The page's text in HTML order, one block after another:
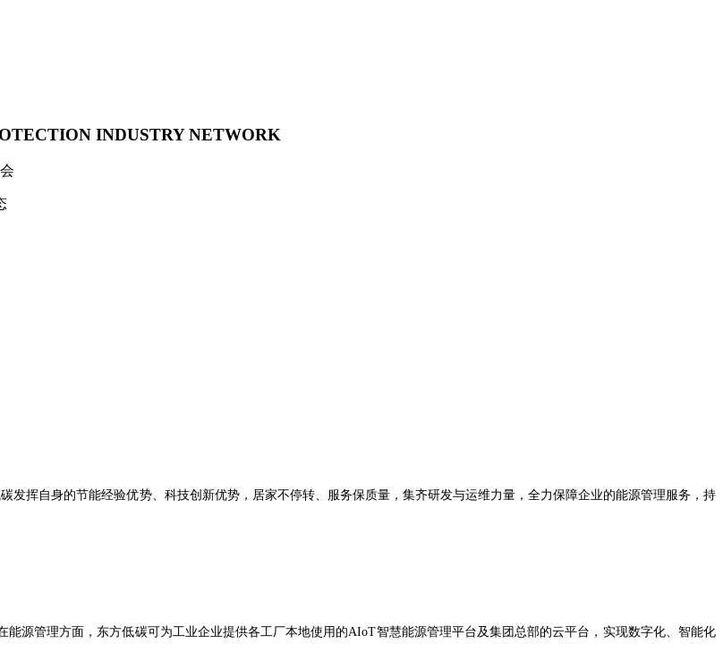
INDUSTRY NETWORK
发挥自身的节能经验优势、科技创新优势，居家不停转、服务保质量，集齐研发与运维力量，全力保障企业的能源管理服务，持
源管理方面，东方低碳可为工业企业提供各工厂本地使用的AIoT智慧能源管理平台及集团总部的云平台，实现数字化、智能化